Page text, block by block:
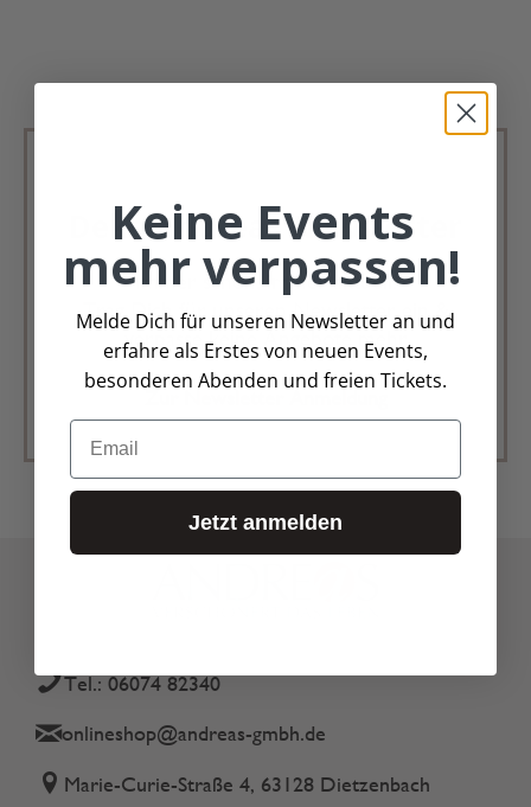
Deko Andreas Newsletter
Immer schön, immer aktuell.
Trag Dich für unseren Newsletter ein &
verpasse keine Angebote mehr
Tel.: 06074 82340
onlineshop@andreas-gmbh.de
Marie-Curie-Straße 4, 63128 Dietzenbach
Keine Events
mehr verpassen!
Melde Dich für unseren Newsletter an und
erfahre als Erstes von neuen Events,
besonderen Abenden und freien Tickets.
Email
Jetzt anmelden